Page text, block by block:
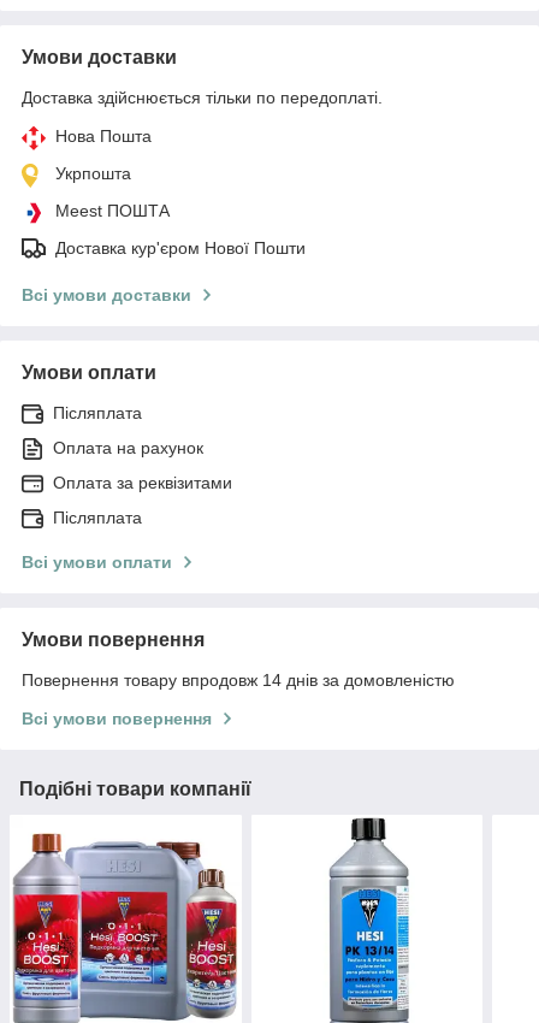
Умови доставки
Доставка здійснюється тільки по передоплаті.
Нова Пошта
Укрпошта
Meest ПОШТА
Доставка кур'єром Нової Пошти
Всі умови доставки
Умови оплати
Післяплата
Оплата на рахунок
Оплата за реквізитами
Післяплата
Всі умови оплати
Умови повернення
Повернення товару впродовж 14 днів за домовленістю
Всі умови повернення
Подібні товари компанії